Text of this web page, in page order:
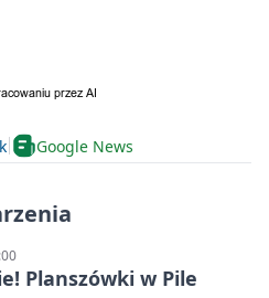
Google News
Planszówki w Pile